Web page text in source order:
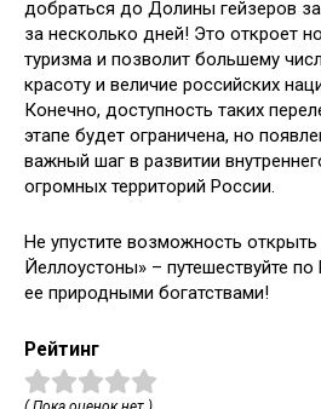
добраться до Долины гейзеров
за несколько дней! Это откроет
туризма и позволит большему
красоту и величие российских
Конечно, доступность таких
этапе будет ограничена, но
важный шаг в развитии
огромных территорий России.
Не упустите возможность
Йеллоустоны» – путешествуйте
ее природными богатствами!
Рейтинг